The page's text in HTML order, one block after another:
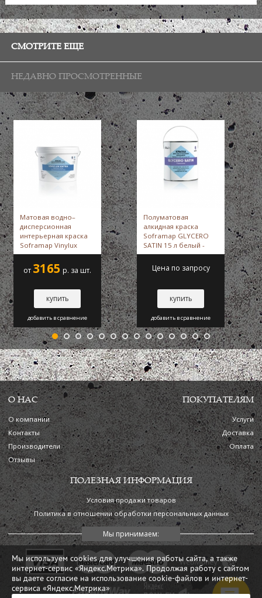
СМОТРИТЕ ЕЩЕ
НЕДАВНО ПРОСМОТРЕННЫЕ
Матовая водно–
дисперсионная
интерьерная краска
Soframap Vinylux
Extra 9 л -Soframap
от 3165 р. за шт.
купить
добавить в сравнение
Полуматовая
алкидная краска
Soframap GLYCERO
SATIN 15 л белый -
Soframap
Цена по запросу
купить
добавить в сравнение
О НАС
О компании
Контакты
Производители
Отзывы
ПОКУПАТЕЛЯМ
Услуги
Доставка
Оплата
ПОЛЕЗНАЯ ИНФОРМАЦИЯ
Условия продажи товаров
Политика в отношении обработки персональных данных
Мы используем cookies для улучшения работы сайта, а также
интернет-сервис «Яндекс.Метрика». Продолжая работу с сайтом
вы даете согласие на использование cookie-файлов и интернет-
сервиса «Яндекс.Метрика»